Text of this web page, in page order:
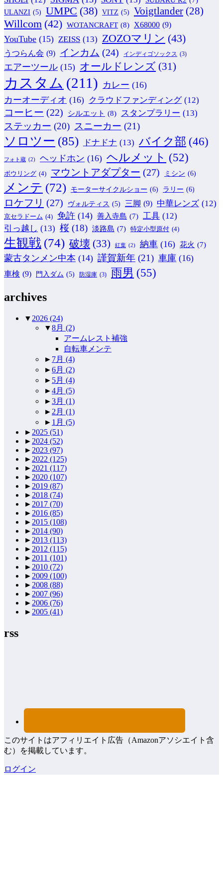
ULANZI (5) UMPC (38) VITZ (5) Voigtlander (28)
Willcom (42) WOTANCRAFT (8) X68000 (9)
YouTube (15) ZEISS (13) ZOZOマリン (43)
うつらん会 (9) インカム (24) インディゴソックス (3)
エアーツール (15) オールドレンズ (31)
カスタム (211) カレー (16)
カーオーディオ (16) クラウドファンディング (12)
コーヒー (22) シルエット (8) スタンプラリー (13)
ステッカー (20) スニーカー (21)
ソロツー (85) ドナドナ (13) バイク部 (46)
フォト蔵 (2) ヘッドホン (16) ヘルメット (52)
ボウリング (4) マウントアダプター (27) ミシン (6)
メンテ (72) モーターサイクルショー (6) ラリー (6)
ロケフリ (27) ヴォルティス (5) 三脚 (9) 中華レンズ (12)
京セラドーム (4) 免許 (14) 善入寺島 (7) 工具 (12)
引っ越し (13) 桜 (18) 淡路島 (7) 特定小型原付 (4)
生観戦 (74) 破壊 (33) 紅葉 (2) 納車 (16) 花火 (7)
蒙古タンメン中本 (14) 謹賀新年 (21) 車庫 (16)
車検 (9) 門入ダム (5) 防湿庫 (3) 雨男 (55)
archives
▼ 2026 (24)
▼8月 (2)
アームレスト補強
自転車メンテ
► 7月 (4)
►6月 (2)
► 5月 (4)
►4月 (5)
►3月 (1)
► 2月 (1)
► 1月 (5)
► 2025 (51)
► 2024 (52)
► 2023 (97)
► 2022 (125)
► 2021 (117)
► 2020 (107)
► 2019 (87)
► 2018 (74)
► 2017 (70)
► 2016 (85)
► 2015 (108)
► 2014 (90)
► 2013 (113)
► 2012 (115)
► 2011 (101)
► 2010 (72)
► 2009 (100)
► 2008 (88)
► 2007 (96)
► 2006 (76)
► 2005 (41)
rss
このサイトはアフィリエイト広告（Amazonアソシエイト含
む）を掲載しています。
ログイン